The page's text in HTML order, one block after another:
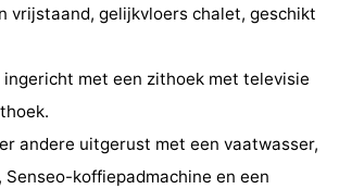
vrijstaand, gelijkvloers chalet, geschikt
ingericht met een zithoek met televisie
andere uitgerust met een vaatwasser,
koffiepadmachine en een